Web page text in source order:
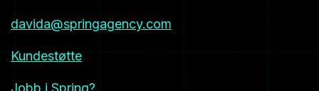
davida@springagency.com
Kundestøtte
Jobb i Spring?